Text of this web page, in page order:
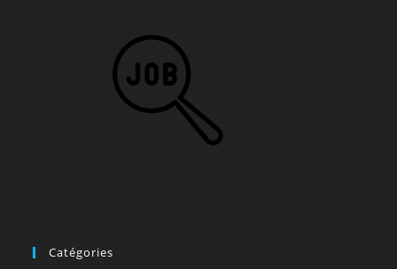
Catégories